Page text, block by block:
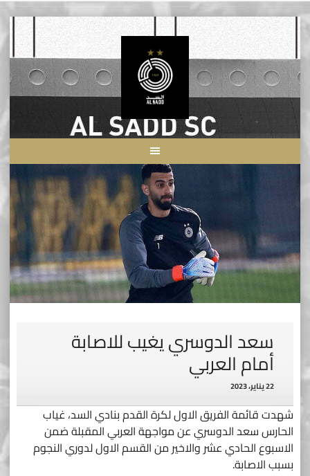
Skip
content
سعد الدوسري يغيب للاصابة
أمام العربي
22 يناير، 2023
شهدت قائمة الفريق الاول لكرة القدم بنادي السد، غياب
الحارس سعد الدوسري عن مواجهة العربي المقبلة ضمن
الاسبوع الحادي عشر والاخير من القسم الاول لدوري النجوم
بسبب الاصابة.